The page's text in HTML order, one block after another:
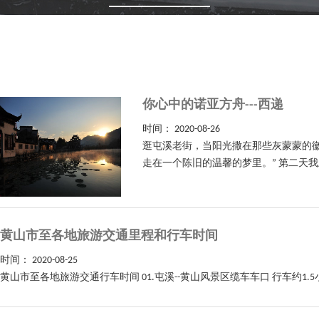
你心中的诺亚方舟---西递
时间： 2020-08-26
逛屯溪老街，当阳光撒在那些灰蒙蒙的
走在一个陈旧的温馨的梦里。” 第二天
黄山市至各地旅游交通里程和行车时间
时间： 2020-08-25
黄山市至各地旅游交通行车时间 01.屯溪--黄山风景区缆车车口 行车约